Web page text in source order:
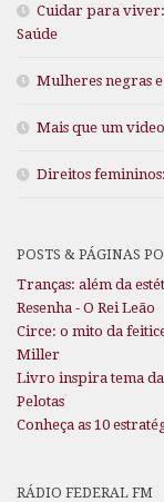
Cuidar para
Saúde
Mulheres negras
Mais que um
Direitos
POSTS & PÁGINAS
Tranças: além da
Resenha - O Rei Leão
Circe: o mito da
Miller
Livro inspira tema da
Pelotas
Conheça as 10
RÁDIO FEDERAL FM